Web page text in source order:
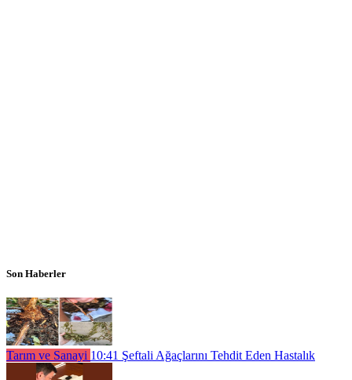
Son Haberler
Tarım ve Sanayi 10:41 Şeftali Ağaçlarını Tehdit Eden Hastalık